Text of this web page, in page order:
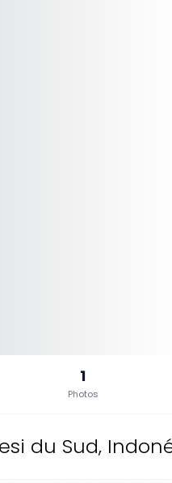
1
Photos
du Sud,